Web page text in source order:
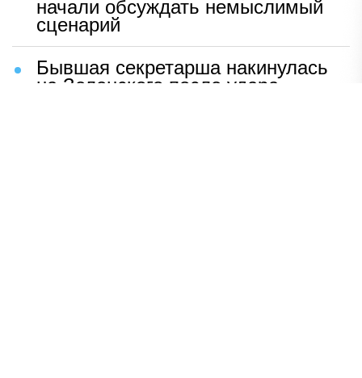
начали обсуждать немыслимый
сценарий
Бывшая секретарша накинулась
на Зеленского после удара